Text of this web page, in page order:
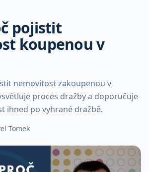
pojistit
koupenou v
nemovitost zakoupenou v
proces dražby a doporučuje
ihned po vyhrané dražbě.
Tomek